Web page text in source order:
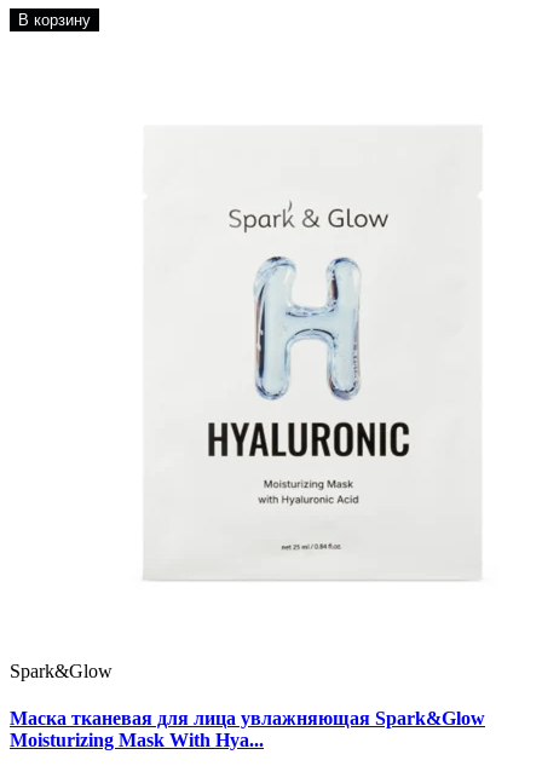
В корзину
Spark&Glow
Маска тканевая для лица увлажняющая Spark&Glow
Moisturizing Mask With Hya...